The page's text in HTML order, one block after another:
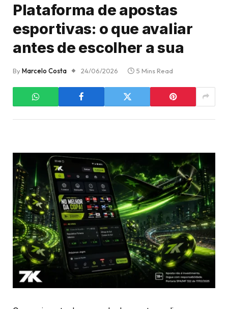
Plataforma de apostas
esportivas: o que avaliar
antes de escolher a sua
ByMarcelo Costa 24/06/2026 5 Mins Read